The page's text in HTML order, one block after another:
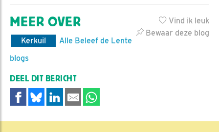
Vind ik leuk
Bewaar deze blog
MEER OVER
Kerkuil
Alle Beleef de Lente
blogs
DEEL DIT BERICHT